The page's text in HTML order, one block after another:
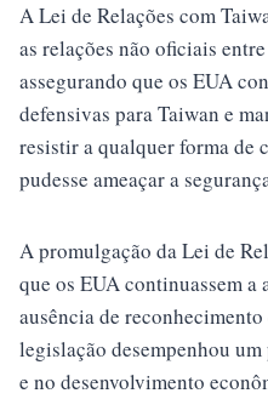
A Lei de Relações com
as relações não oficiais
assegurando que os EUA
defensivas para Taiwan e
resistir a qualquer forma de
pudesse ameaçar a
A promulgação da Lei de
que os EUA continuassem a
ausência de
legislação desempenhou
e no desenvolvimento